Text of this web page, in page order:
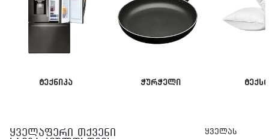
ტექნიკა ჭურჭელი
ყველაფერი თქვენი
ყველას